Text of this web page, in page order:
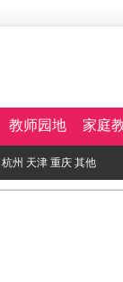
教师园地 家庭
杭州 天津 重庆 其他